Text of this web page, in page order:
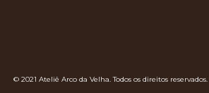
© 2021 Ateliê Arco da Velha. Todos os direitos